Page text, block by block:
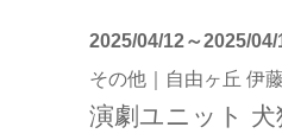
2025/04/12～2025/04/
その他｜自由ヶ丘 伊
演劇ユニット 犬